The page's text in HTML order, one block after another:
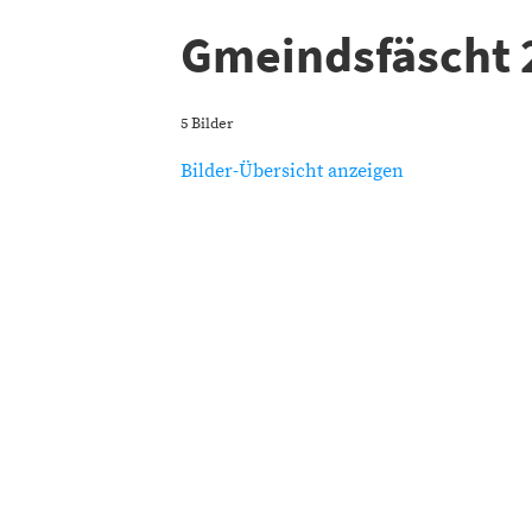
Gmeindsfäscht
5 Bilder
Bilder-Übersicht anzeigen